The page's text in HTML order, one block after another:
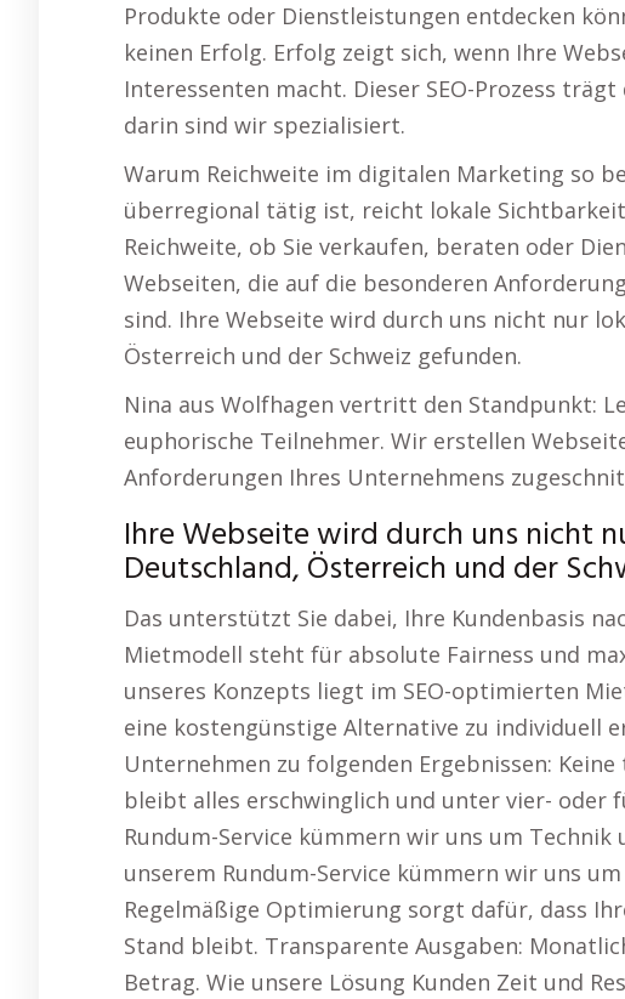
Produkte oder Dienstleistungen entdecken
keinen Erfolg. Erfolg zeigt sich, wenn Ihre
Interessenten macht. Dieser SEO-Prozess
darin sind wir spezialisiert.
Warum Reichweite im digitalen Marketing so
überregional tätig ist, reicht lokale
Reichweite, ob Sie verkaufen, beraten oder
Webseiten, die auf die besonderen
sind. Ihre Webseite wird durch uns nicht nur
Österreich und der Schweiz gefunden.
Nina aus Wolfhagen vertritt den Standpunkt:
euphorische Teilnehmer. Wir erstellen
Anforderungen Ihres Unternehmens
Ihre Webseite wird durch uns nicht
Deutschland, Österreich und der
Das unterstützt Sie dabei, Ihre Kundenbasis
Mietmodell steht für absolute Fairness und
unseres Konzepts liegt im SEO-optimierten
eine kostengünstige Alternative zu individuell
Unternehmen zu folgenden Ergebnissen:
bleibt alles erschwinglich und unter vier- oder
Rundum-Service kümmern wir uns um
unserem Rundum-Service kümmern wir uns
Regelmäßige Optimierung sorgt dafür, dass
Stand bleibt. Transparente Ausgaben:
Betrag. Wie unsere Lösung Kunden Zeit und